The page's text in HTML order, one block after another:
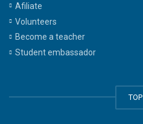
Afiliate
Volunteers
Become a teacher
Student embassador
TOP